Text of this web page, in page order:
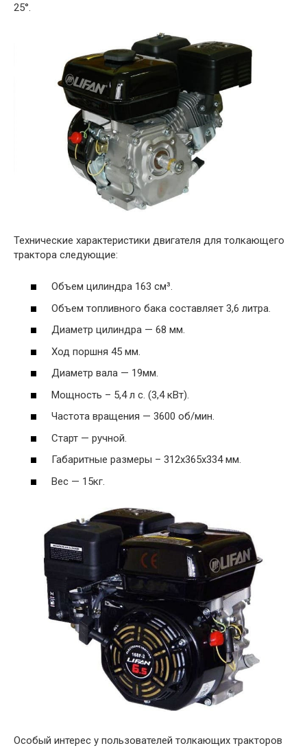
25°.
Технические характеристики двигателя для толкающего
трактора следующие:
Объем цилиндра 163 см³.
Объем топливного бака составляет 3,6 литра.
Диаметр цилиндра — 68 мм.
Ход поршня 45 мм.
Диаметр вала — 19мм.
Мощность – 5,4 л с. (3,4 кВт).
Частота вращения — 3600 об/мин.
Старт — ручной.
Габаритные размеры – 312х365х334 мм.
Вес — 15кг.
Особый интерес у пользователей толкающих тракторов